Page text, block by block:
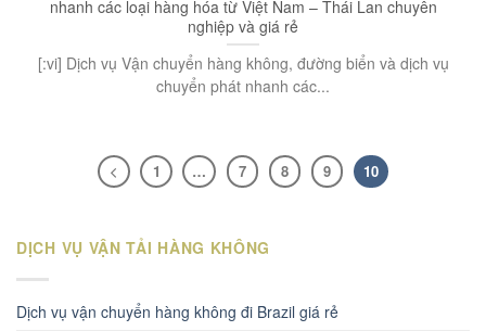
nhanh các loại hàng hóa từ Việt Nam – Thái Lan chuyên
nghiệp và giá rẻ
[:vi] Dịch vụ Vận chuyển hàng không, đường biển và dịch vụ
chuyển phát nhanh các...
1 … 7 8 9 10
DỊCH VỤ VẬN TẢI HÀNG KHÔNG
Dịch vụ vận chuyển hàng không đi Brazil giá rẻ